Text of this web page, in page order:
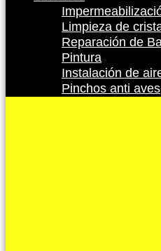
Limpieza de
Reparación de
Pintura
Instalación de
Pinchos anti aves